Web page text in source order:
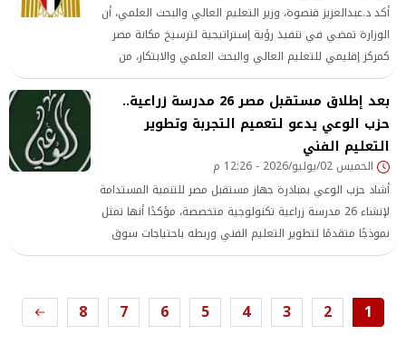
أكد د.عبدالعزيز قنصوة، وزير التعليم العالي والبحث العلمي، أن
الوزارة تمضي في تنفيذ رؤية إستراتيجية لترسيخ مكانة مصر
كمركز إقليمي للتعليم العالي والبحث العلمي والابتكار، من
خلال تطوير منظومة التعليم والبحث العلمي، وتعظيم العائد
من استثمارات الدولة
بعد إطلاق مستقبل مصر 26 مدرسة زراعية..
حزب الوعي يدعو لتعميم التجربة وتطوير
التعليم الفني
الخميس 02/يوليو/2026 - 12:26 م
أشاد حزب الوعي بمبادرة جهاز مستقبل مصر للتنمية المستدامة
لإنشاء 26 مدرسة زراعية تكنولوجية متخصصة، مؤكدًا أنها تمثل
نموذجًا متقدمًا لتطوير التعليم الفني وربطه باحتياجات سوق
العمل
1
2
3
4
5
6
7
8